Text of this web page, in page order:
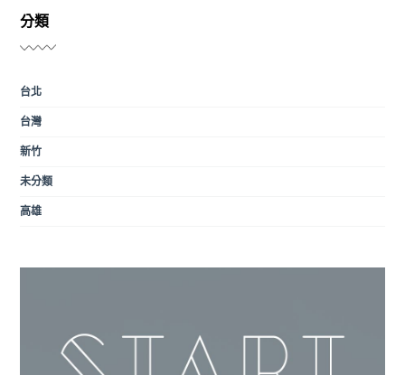
分類
台北
台灣
新竹
未分類
高雄